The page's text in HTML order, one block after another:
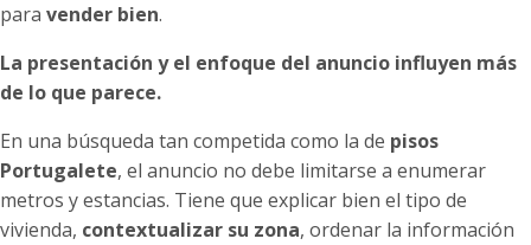
para vender bien.
La presentación y el enfoque del anuncio influyen más
de lo que parece.
En una búsqueda tan competida como la de pisos
Portugalete, el anuncio no debe limitarse a enumerar
metros y estancias. Tiene que explicar bien el tipo de
vivienda, contextualizar su zona, ordenar la información